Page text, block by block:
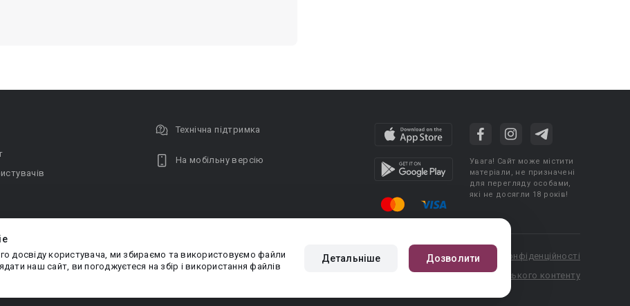
досвіду користувача, ми збираємо та використовуємо файли
наш сайт, ви погоджуєтеся на збір і використання файлів
Детальніше Дозволити
Технічна підтримка
На мобільну версію
Увага! Сайт може містити
матеріали, не призначені
для перегляду особами,
які не досягли 18 років!
Privacy policy Угода користувача
Політика конфіденційності
Правила публікації авторського контенту